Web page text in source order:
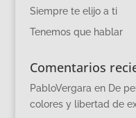
Siempre te elijo a ti
Tenemos que hablar
Comentarios
PabloVergara en De
colores y libertad de